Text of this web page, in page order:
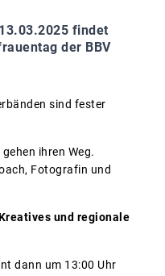
findet
der BBV
sind fester
ihren Weg.
Fotografin und
und regionale
dann um 13:00 Uhr